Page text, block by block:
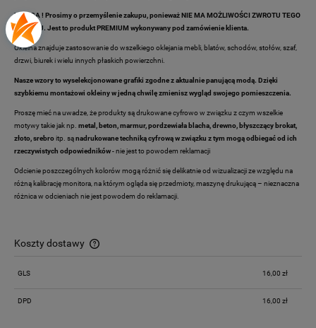
UWAGA ! Prosimy o przemyślenie zakupu, ponieważ NIE MA MOŻLIWOŚCI ZWROTU TEGO
TOWARU. Jest to produkt PREMIUM wykonywany pod zamówienie klienta.
Okleina znajduje zastosowanie do wszelkiego oklejania mebli, blatów, schodów, stołów, szaf,
drzwi, biurek i wielu innych płaskich powierzchni.
Nasze wzory to wyselekcjonowane grafiki zgodne z aktualnie panującą modą. Dzięki
szybkiemu montażowi okleiny w jedną chwilę zmienisz wygląd swojego pomieszczenia.
Proszę mieć na uwadze, że produkty są drukowane cyfrowo w związku z czym wszelkie
motywy takie jak np. metal, beton, marmur, pordzewiała blacha, drewno, błyszczący brokat,
złoto, srebroitp. sąnadrukowane techniką cyfrową w związku z tym mogą odbiegać od ich
rzeczywistych odpowiedników- nie jest to powodem reklamacji
Odcienie poszczególnych kolorów mogą różnić się delikatnie od wizualizacji ze względu na
różną kalibrację monitora, na którym ogląda się przedmioty, maszynę drukującą – nieznaczna
różnica w odcieniach nie jest powodem do reklamacji.
Koszty dostawy
Cena nie zawiera ewentualnych kosztów płatności
GLS 16,00 zł
DPD 16,00 zł